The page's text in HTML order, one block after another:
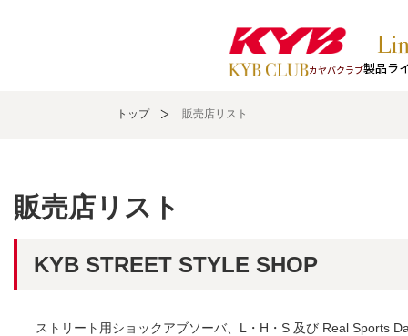
カヤバクラブ製品ラ
トップ 販売店リスト
販売店リスト
KYB STREET STYLE SHOP
ストリート用ショックアブソーバ、L・H・S 及び Real Sports